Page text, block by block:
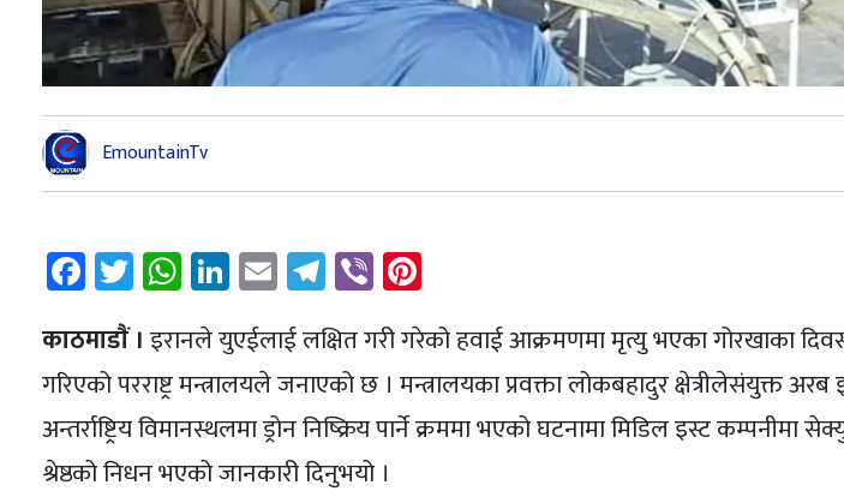
EmountainTv
Facebook
Twitter
WhatsApp
LinkedIn
EmailTelegram
ViberPinterest
काठमाडाैं । इरानले युएईलाई लक्षित गरी गरेको हवाई आक्रमणमा मृत्यु भएका गोरखाका
गरिएको परराष्ट्र मन्त्रालयले जनाएको छ । मन्त्रालयका प्रवक्ता लोकबहादुर क्षेत्रीलेसंयुक्त
अन्तर्राष्ट्रिय विमानस्थलमा ड्रोन निष्क्रिय पार्ने क्रममा भएको घटनामा मिडिल इस्ट कम्पनीमा
श्रेष्ठको निधन भएको जानकारी दिनुभयो ।